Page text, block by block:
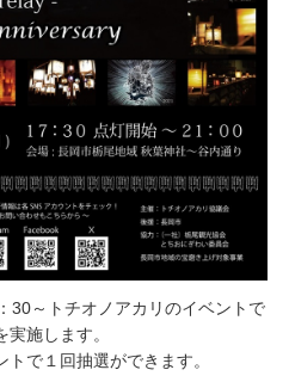
30～ トチオノアカリのイベントで
施します。
で１回抽選ができます。